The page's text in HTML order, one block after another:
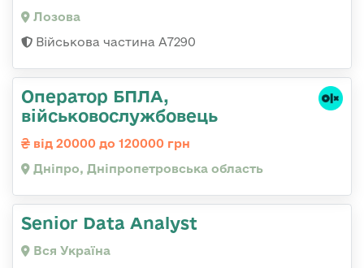
Лозова
Військова частина А7290
Оператор БПЛА,
військовослужбовець
від 20000 до 120000 грн
Дніпро, Дніпропетровська область
Senior Data Analyst
Вся Україна